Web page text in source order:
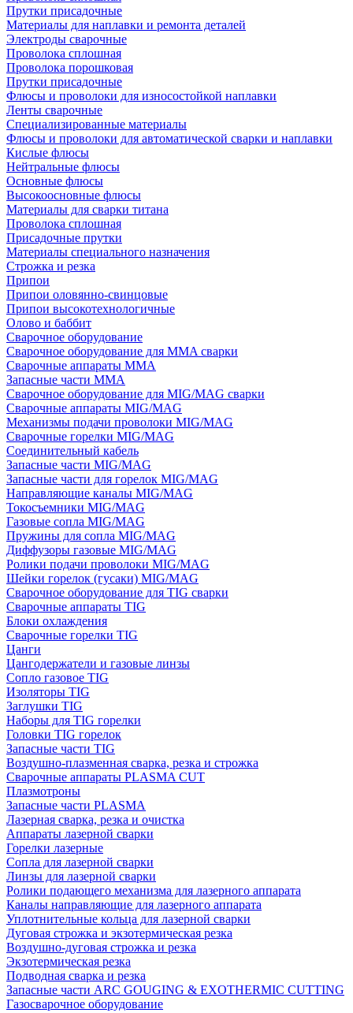
Прутки присадочные
Материалы для наплавки и ремонта деталей
Электроды сварочные
Проволока сплошная
Проволока порошковая
Прутки присадочные
Флюсы и проволоки для износостойкой наплавки
Ленты сварочные
Специализированные материалы
Флюсы и проволоки для автоматической сварки и наплавки
Кислые флюсы
Нейтральные флюсы
Основные флюсы
Высокоосновные флюсы
Материалы для сварки титана
Проволока сплошная
Присадочные прутки
Материалы специального назначения
Строжка и резка
Припои
Припои оловянно-свинцовые
Припои высокотехнологичные
Олово и баббит
Сварочное оборудование
Сварочное оборудование для MMA сварки
Сварочные аппараты MMA
Запасные части MMA
Сварочное оборудование для MIG/MAG сварки
Сварочные аппараты MIG/MAG
Механизмы подачи проволоки MIG/MAG
Сварочные горелки MIG/MAG
Соединительный кабель
Запасные части MIG/MAG
Запасные части для горелок MIG/MAG
Направляющие каналы MIG/MAG
Токосъемники MIG/MAG
Газовые сопла MIG/MAG
Пружины для сопла MIG/MAG
Диффузоры газовые MIG/MAG
Ролики подачи проволоки MIG/MAG
Шейки горелок (гусаки) MIG/MAG
Сварочное оборудование для TIG сварки
Сварочные аппараты TIG
Блоки охлаждения
Сварочные горелки TIG
Цанги
Цангодержатели и газовые линзы
Сопло газовое TIG
Изоляторы TIG
Заглушки TIG
Наборы для TIG горелки
Головки TIG горелок
Запасные части TIG
Воздушно-плазменная сварка, резка и строжка
Сварочные аппараты PLASMA CUT
Плазмотроны
Запасные части PLASMA
Лазерная сварка, резка и очистка
Аппараты лазерной сварки
Горелки лазерные
Сопла для лазерной сварки
Линзы для лазерной сварки
Ролики подающего механизма для лазерного аппарата
Каналы направляющие для лазерного аппарата
Уплотнительные кольца для лазерной сварки
Дуговая строжка и экзотермическая резка
Воздушно-дуговая строжка и резка
Экзотермическая резка
Подводная сварка и резка
Запасные части ARC GOUGING & EXOTHERMIC CUTTING
Газосварочное оборудование